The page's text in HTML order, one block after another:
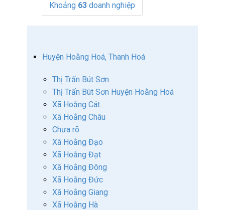
Khoảng 63 doanh nghiệp
Huyện Hoằng Hoá, Thanh Hoá
Thị Trấn Bút Sơn
Thị Trấn Bút Sơn Huyện Hoằng Hoá
Xã Hoằng Cát
Xã Hoằng Châu
Chưa rõ
Xã Hoằng Đạo
Xã Hoằng Đạt
Xã Hoằng Đông
Xã Hoằng Đức
Xã Hoằng Giang
Xã Hoằng Hà